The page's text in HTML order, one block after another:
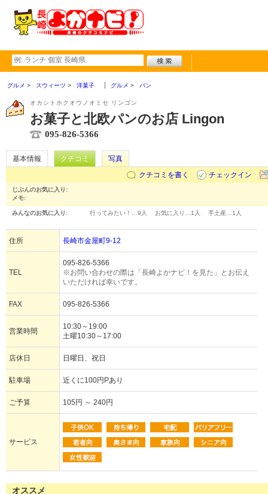
グルメ スウィーツ 洋菓子 グルメ パン
オカシトホクオウノオミセ リンゴン
お菓子と北欧パンのお店 Lingon
095-826-5366
基本情報 クチコミ
写真
クチコミを書く
チェックイン
じぶんのお気に入り:
メモ:
みんなのお気に入り: 行ってみたい！… 9人 お気に入り… 1人 手土産… 1人
住所 長崎市金屋町9-12
TEL
095-826-5366
※お問い合わせの際は「長崎よかナビ！を見た」とお伝え
いただければ幸いです。
FAX 095-826-5366
営業時間
10:30～19:00
土曜10:30～17:00
店休日 日曜日、祝日
駐車場 近くに100円Pあり
ご予算 105円 ～ 240円
サービス
オススメ